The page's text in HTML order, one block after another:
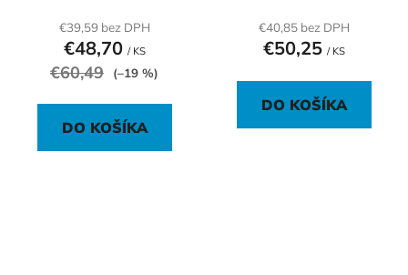
€39,59 bez DPH
€48,70 / KS
€60,49 (–19 %)
DO KOŠÍKA
€40,85 bez DPH
€50,25 / KS
DO KOŠÍKA